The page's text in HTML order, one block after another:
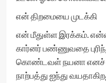
என் திறமையை முடக்கி
என் மீதுள்ள இரக்கம்.
கார்னர் பண்ணுவதை
கொண்டவள் நயனா எனச்
நாற்பத்து ஐந்து